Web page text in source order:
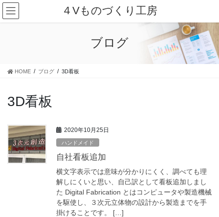
コ
ン
ナ
ビ
４Vものづくり工房
ブログ
HOME ブログ 3D看板
3D看板
2020年10月25日
ハンドメイド
自社看板追加
横文字表示では意味が分かりにくく、調べても理
解しにくいと思い、自己訳として看板追加しまし
た Digital Fabrication とはコンピュータや製造機械
を駆使し、３次元立体物の設計から製造までを手
掛けることです。 […]